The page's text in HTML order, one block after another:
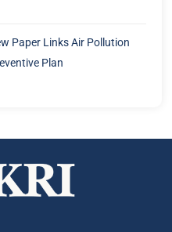
Paper Links Air Pollution
Plan